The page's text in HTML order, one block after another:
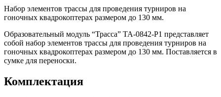
Набор элементов трассы для проведения турниров на
гоночных квадрокоптерах размером до 130 мм.
Образовательный модуль “Трасса” TA-0842-P1 представляет
собой набор элементов трассы для проведения турниров на
гоночных квадрокоптерах размером до 130 мм. Поставляется в
сумке для переноски.
Комплектация